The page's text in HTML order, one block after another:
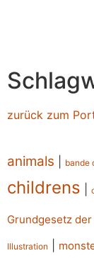
zurück zum
animals bande
childrens
Grundgesetz
Illustration